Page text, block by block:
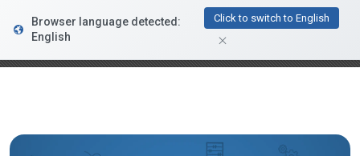
FacturaDirecta
Browser language detected:
English
Click to switch to English